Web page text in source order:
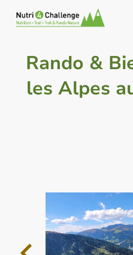
Rando &
les Alpes